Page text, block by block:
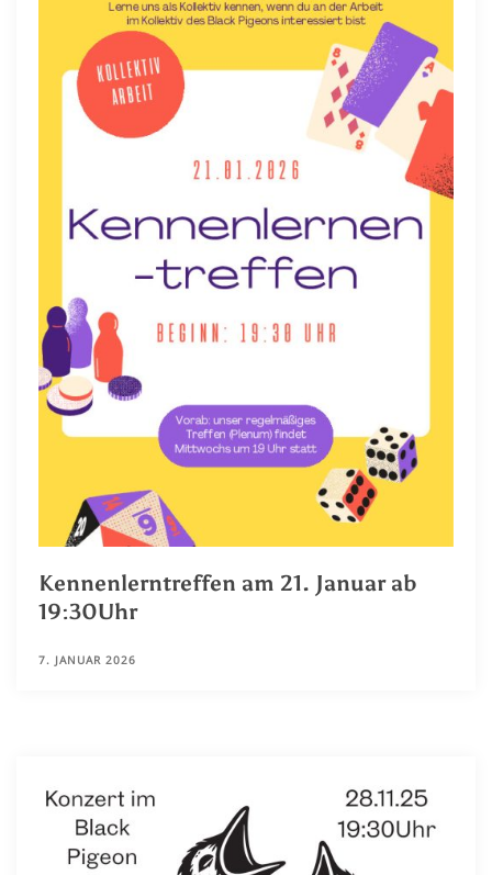
Kennenlerntreffen am 21. Januar ab
19:30Uhr
7. JANUAR 2026